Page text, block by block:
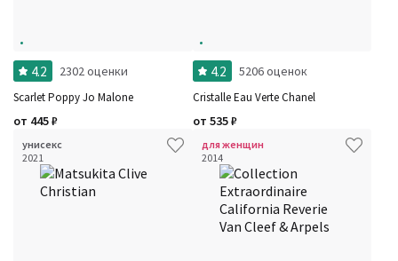
4.2 2302 оценки
Scarlet Poppy Jo Malone
от 445₽
4.2 5206 оценок
Cristalle Eau Verte Chanel
от 535₽
унисекс
2021
для женщин
2014